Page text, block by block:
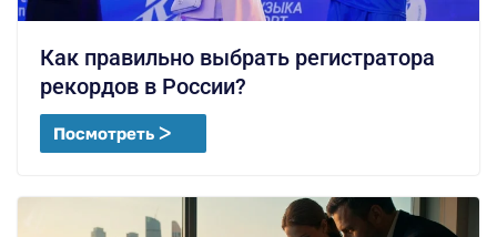
Как правильно выбрать регистратора
рекордов в России?
Посмотреть ᐳ